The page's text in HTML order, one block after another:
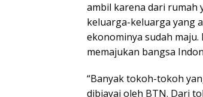
ambil karena dari rumah
keluarga-keluarga yang
ekonominya sudah
memajukan bangsa
“Banyak tokoh-tokoh
dibiayai oleh BTN. Dari